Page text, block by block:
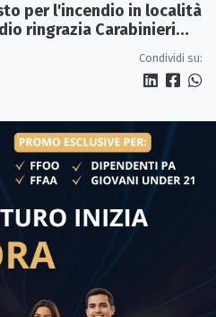
per l'incendio in località
ringrazia Carabinieri
Condividi su: